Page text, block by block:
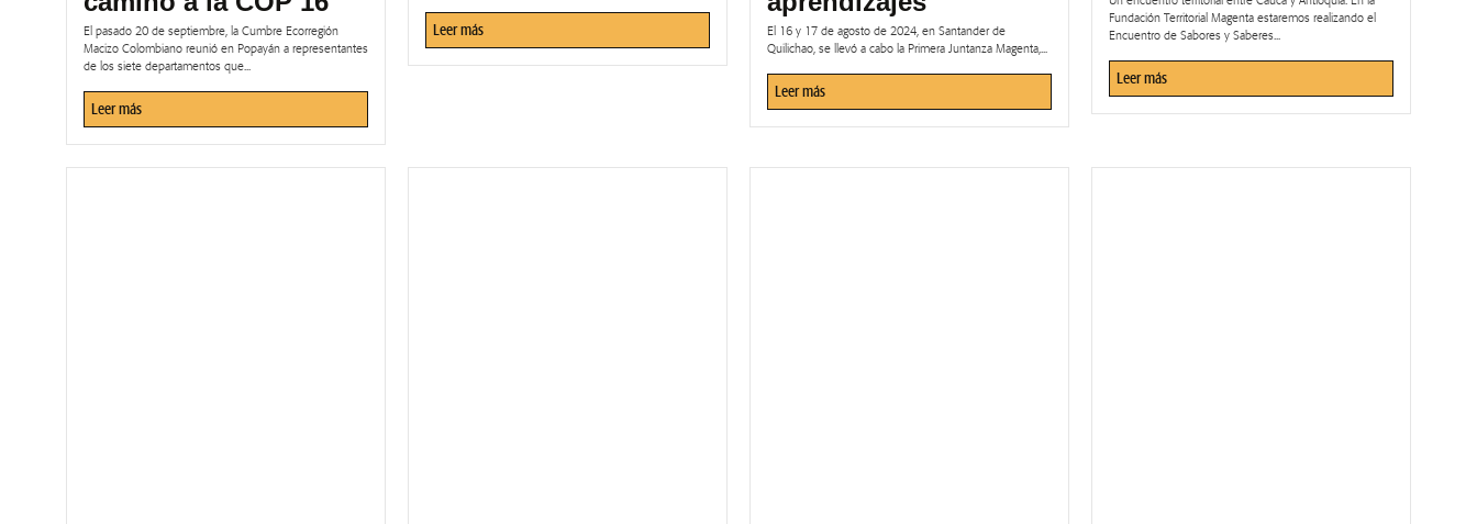
El pasado 20 de septiembre, la Cumbre Ecorregión
Macizo Colombiano reunió en Popayán a representantes
de los siete departamentos que...
Leer más
Leer más
El 16 y 17 de agosto de 2024, en Santander de
Quilichao, se llevó a cabo la Primera Juntanza Magenta,...
Leer más
Fundación Territorial Magenta estaremos realizando el
Encuentro de Sabores y Saberes...
Leer más